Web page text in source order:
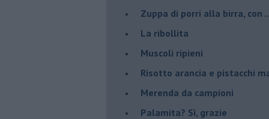
Zuppa di porri alla birra, con
La ribollita
Muscoli ripieni
Risotto arancia e pistacchi
Merenda da campioni
Palamita? Sì, grazie